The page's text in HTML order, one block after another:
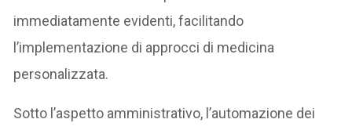
immediatamente evidenti, facilitando
l’implementazione di approcci di medicina
personalizzata.
Sotto l’aspetto amministrativo, l’automazione dei